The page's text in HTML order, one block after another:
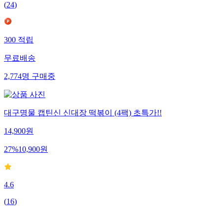
(24)
300 적립
무료배송
2,774명 구매중
대구명물 캡틴신 신대장 떡볶이 (4팩) 초특가!!
14,900원
27%10,900원
4.6
(16)